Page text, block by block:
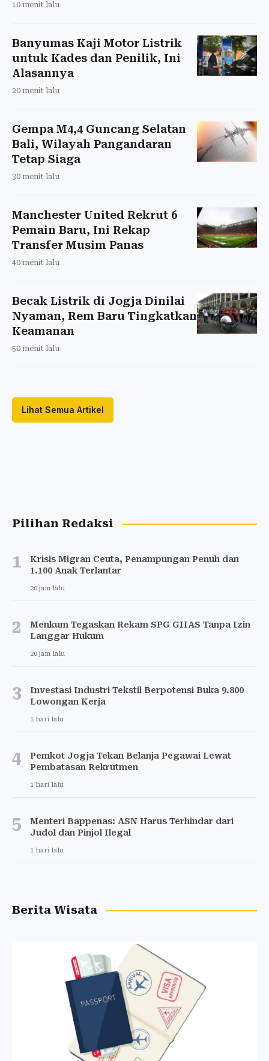
10 menit lalu
Banyumas Kaji Motor Listrik
untuk Kades dan Penilik, Ini
Alasannya
20 menit lalu
Gempa M4,4 Guncang Selatan
Bali, Wilayah Pangandaran
Tetap Siaga
30 menit lalu
Manchester United Rekrut 6
Pemain Baru, Ini Rekap
Transfer Musim Panas
40 menit lalu
Becak Listrik di Jogja Dinilai
Nyaman, Rem Baru Tingkatkan
Keamanan
50 menit lalu
Lihat Semua Artikel
Pilihan Redaksi
1
Krisis Migran Ceuta, Penampungan Penuh dan
1.100 Anak Terlantar
20 jam lalu
2
Menkum Tegaskan Rekam SPG GIIAS Tanpa Izin
Langgar Hukum
20 jam lalu
3
Investasi Industri Tekstil Berpotensi Buka 9.800
Lowongan Kerja
1 hari lalu
4
Pemkot Jogja Tekan Belanja Pegawai Lewat
Pembatasan Rekrutmen
1 hari lalu
5
Menteri Bappenas: ASN Harus Terhindar dari
Judol dan Pinjol Ilegal
1 hari lalu
Berita Wisata